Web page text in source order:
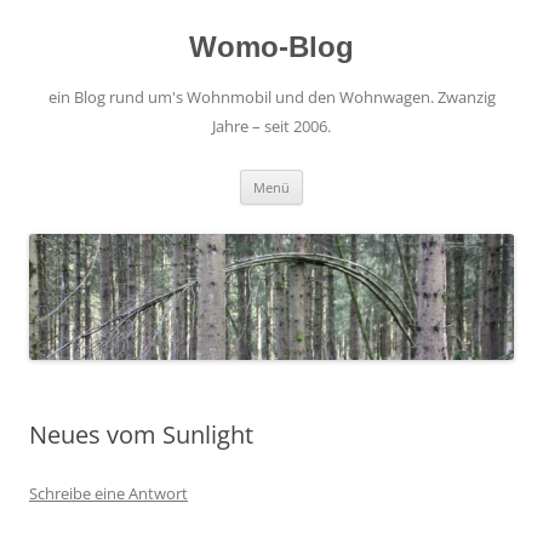
Womo-Blog
ein Blog rund um's Wohnmobil und den Wohnwagen. Zwanzig
Jahre – seit 2006.
Menü
Neues vom Sunlight
Schreibe eine Antwort